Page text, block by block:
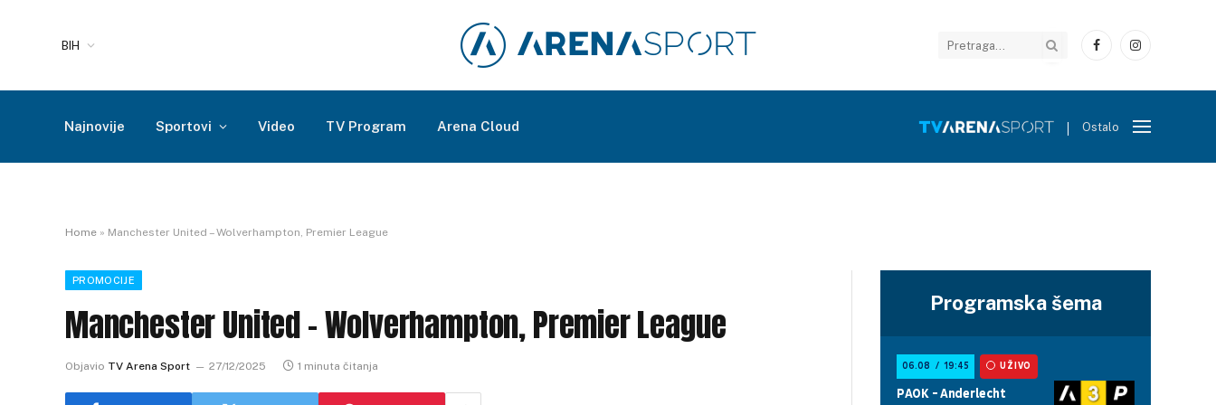
BIH
FacebookInstagram
Najnovije Sportovi Video TV Program Arena Cloud Ostalo
Home » Manchester United – Wolverhampton, Premier League
PROMOCIJE
Manchester United – Wolverhampton, Premier League
Objavio TV Arena Sport 27/12/2025 1 minuta čitanja
Programska šema